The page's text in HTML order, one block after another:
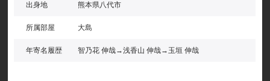
出身地 熊本県八代市
所属部屋 大島
年寄名履歴 智乃花 伸哉→浅香山 伸哉→玉垣 伸哉